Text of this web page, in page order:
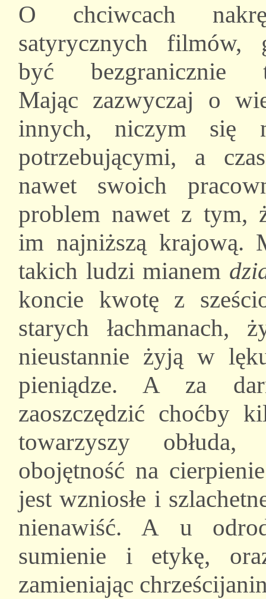
O chciwcach
satyrycznych filmów,
być bezgranicznie
Mając zazwyczaj o
innych, niczym się
potrzebującymi, a
nawet swoich
problem nawet z tym,
im najniższą krajową.
takich ludzi mianem
koncie kwotę z
starych łachmanach,
nieustannie żyją w
pieniądze. A za
zaoszczędzić choćby
towarzyszy
obojętność na
jest wzniosłe i
nienawiść. A u
sumienie i etykę,
zamieniając